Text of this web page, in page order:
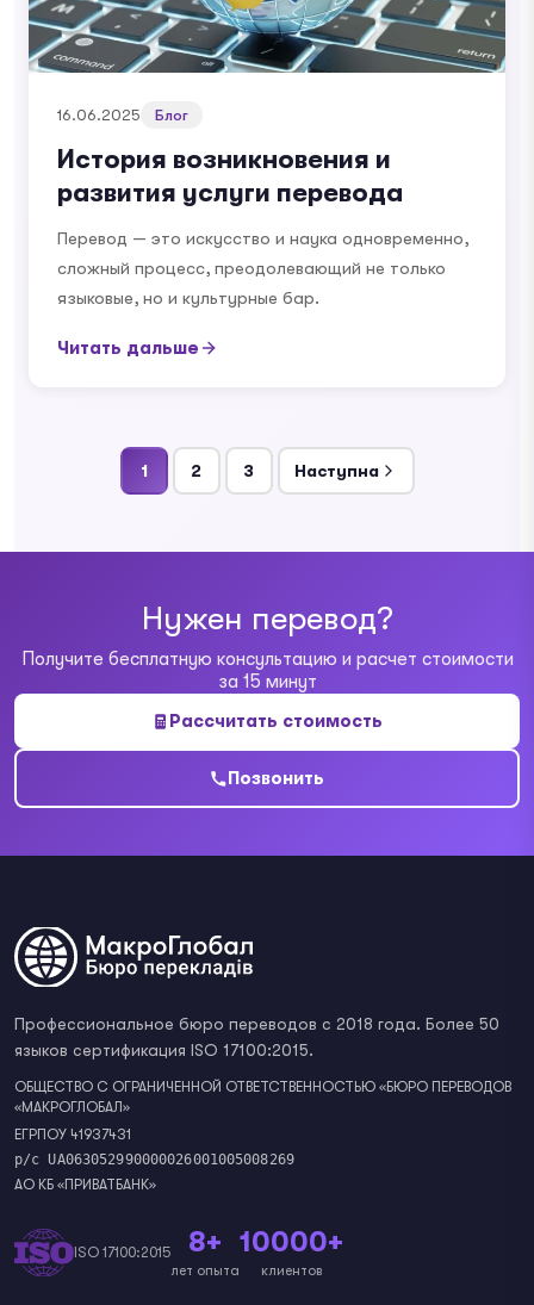
16.06.2025 Блог
История возникновения и
развития услуги перевода
Перевод — это искусство и наука одновременно,
сложный процесс, преодолевающий не только
языковые, но и культурные бар.
Читать дальше
Пагинация
1 2 3 Наступна
Нужен перевод?
Получите бесплатную консультацию и расчет стоимости
за 15 минут
Рассчитать стоимость
Позвонить
Профессиональное бюро переводов с 2018 года. Более 50
языков сертификация ISO 17100:2015.
ОБЩЕСТВО С ОГРАНИЧЕННОЙ ОТВЕТСТВЕННОСТЬЮ «БЮРО ПЕРЕВОДОВ
«МАКРОГЛОБАЛ»
ЕГРПОУ 41937431
р/с UA063052990000026001005008269
АО КБ «ПРИВАТБАНК»
ISO 17100:2015 8+
лет опыта
10000+
клиентов